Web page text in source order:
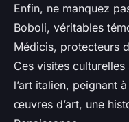
Enfin, ne manquez
Boboli, véritables
Médicis, protecteurs
Ces visites
l’art italien, peignant
œuvres d’art, une